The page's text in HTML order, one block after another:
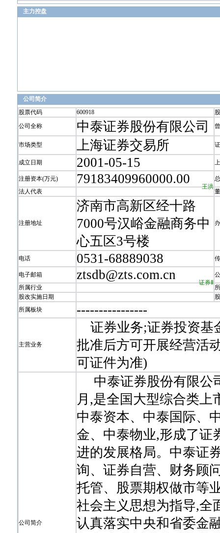
主力控盘
公司简介
股票代码
600918
公司全称
中泰证券股份有限公司
市场类型 上海证券交易所
成立日期 2001-05-15
注册资本(万元) 79183409960000.00
法人代表
王洪
注册地址
济南市高新区经十路
7000号汉峪金融商务中
心五区3号楼
电话 0531-68889038
电子邮箱 ztsdb@zts.com.cn
所属行业
证券Ⅱ
股改实施日期
所属板块
----------------
主营业务
证券业务;证券投资基
批准后方可开展经营活
可证件为准)
公司简介
中泰证券股份有限公
月,是全国大型综合类上
中泰资本、中泰国际、
金、中泰物业,形成了证
进的发展格局。中泰证
询、证券自营、财务顾
托管、股票期权做市等
社会主义思想为指导,全
认真落实中央和省委金